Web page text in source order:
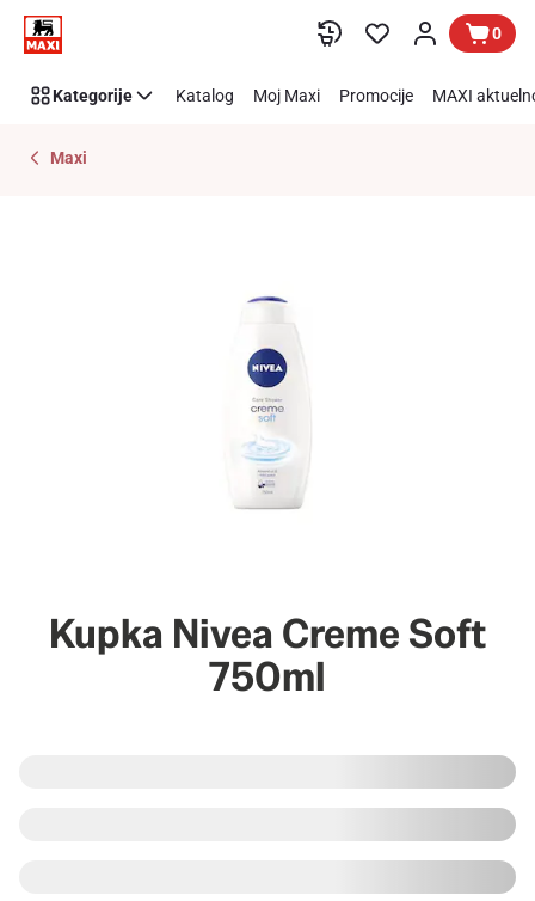
Preskoči link 0
Kategorije Katalog Moj Maxi Promocije MAXI
Maxi
Kupka Nivea Creme Soft
750ml